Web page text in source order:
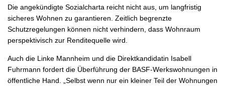
Die angekündigte Sozialcharta reicht nicht aus, um langfristig
sicheres Wohnen zu garantieren. Zeitlich begrenzte
Schutzregelungen können nicht verhindern, dass Wohnraum
perspektivisch zur Renditequelle wird.
Auch die Linke Mannheim und die Direktkandidatin Isabell
Fuhrmann fordert die Überführung der BASF-Werkswohnungen in
öffentliche Hand. „Selbst wenn nur ein kleiner Teil der Wohnungen